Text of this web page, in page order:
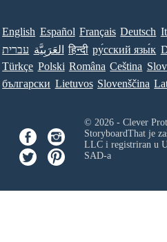
English Español Français Deutsch
עברית العَرَبِيَّة हिन्दी ру́сский язы́к
Türkçe Polski Româna Ceština
български Lietuvos Slovenščina
© 2026 - Clever
StoryboardThat je
LLCi registriran u
SAD-a